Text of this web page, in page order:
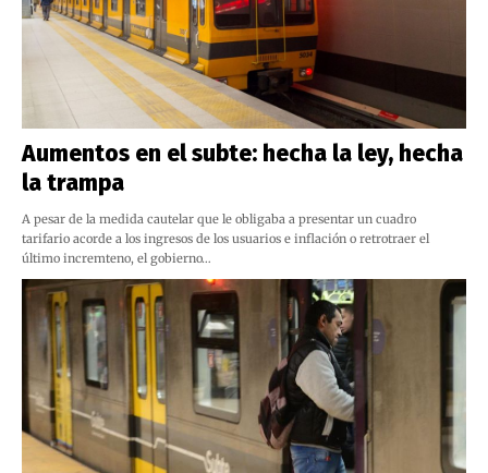
Aumentos en el subte: hecha la ley, hecha
la trampa
A pesar de la medida cautelar que le obligaba a presentar un cuadro
tarifario acorde a los ingresos de los usuarios e inflación o retrotraer el
último incremteno, el gobierno…